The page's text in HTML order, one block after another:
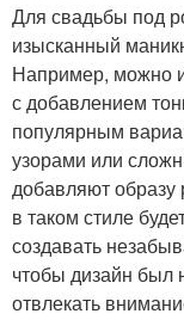
Для свадьбы под
изысканный
Например, можно
с добавлением
популярным
узорами или
добавляют
в таком стиле
создавать
чтобы дизайн был
отвлекать